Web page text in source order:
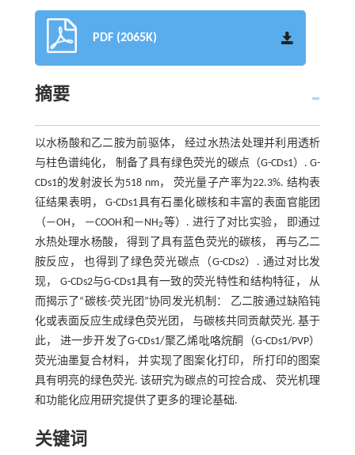
PDF (2065K)
摘要
以水杨酸和乙二胺为前驱体， 经过水热法处理并利用透析
与柱色谱纯化， 制备了具有绿色荧光的碳点（G-CDs1）. G-
CDs1的发射波长为518 nm， 荧光量子产率为22.3%. 结构表
征结果表明， G-CDs1具有石墨化碳核和丰富的表面官能团
（—OH， —COOH和—NH2等）. 进行了对比实验， 即通过
水热处理水杨酸， 得到了具有蓝色荧光的碳核， 再与乙二
胺反应， 也得到了绿色荧光碳点（G-CDs2）. 通过对比发
现， G-CDs2与G-CDs1具有一致的荧光特性和结构特征， 从
而揭示了“碳核-荧光团”协同发光机制： 乙二胺通过缺陷钝
化或表面反应生成绿色荧光团， 与碳核共同贡献荧光. 基于
此， 进一步开发了G-CDs1/聚乙烯吡咯烷酮（G-CDs1/PVP）
荧光油墨复合材料， 并实现了图案化打印， 所打印的图案
具有明亮的绿色荧光. 该研究为碳点的可控合成、 荧光机理
和功能化应用研究提供了更多的理论基础.
关键词